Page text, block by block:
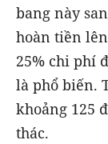
bang này
hoàn tiền
25% chi phí
là phổ biến.
khoảng 125
thác.